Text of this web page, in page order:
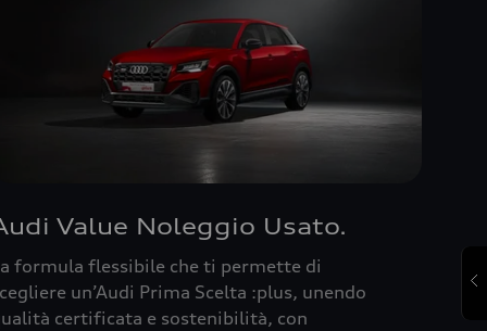
Value Noleggio Usato.
formula flessibile che ti permette di
un’Audi Prima Scelta :plus, unendo
certificata e sostenibilità, con